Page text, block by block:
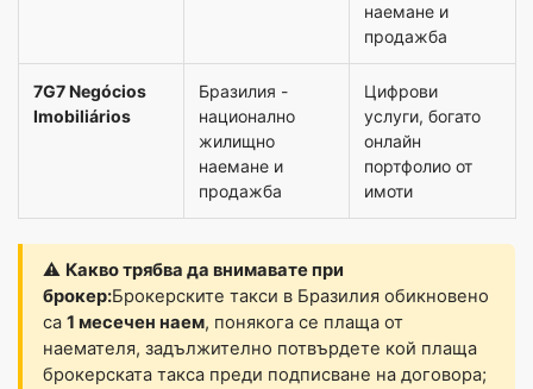
наемане и
продажба
7G7 Negócios
Imobiliários
Бразилия -
национално
жилищно
наемане и
продажба
Цифрови
услуги, богато
онлайн
портфолио от
имоти
⚠️ Какво трябва да внимавате при
брокер:Брокерските такси в Бразилия обикновено
са 1 месечен наем, понякога се плаща от
наемателя, задължително потвърдете кой плаща
брокерската такса преди подписване на договора;